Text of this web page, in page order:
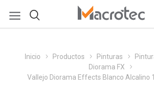
Inicio Productos Pinturas
Diorama FX
Vallejo Diorama Effects Blanco Alcalino